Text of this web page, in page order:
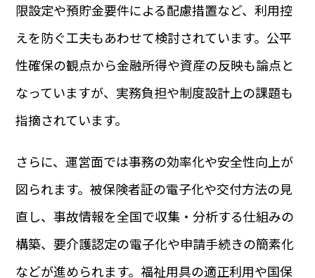
限設定や預貯金要件による配慮措置など、利用控
えを防ぐ工夫もあわせて検討されています。公平
性確保の観点から金融所得や資産の反映も論点と
なっていますが、実務負担や制度設計上の課題も
指摘されています。
さらに、運営面では事務の効率化や安全性向上が
図られます。被保険者証の電子化や交付方法の見
直し、事故情報を全国で収集・分析する仕組みの
構築、要介護認定の電子化や申請手続きの簡素化
などが進められます。福祉用具の適正利用や国保